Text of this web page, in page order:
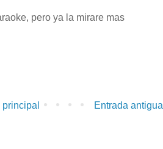
pero ya la mirare mas
Entrada antigua